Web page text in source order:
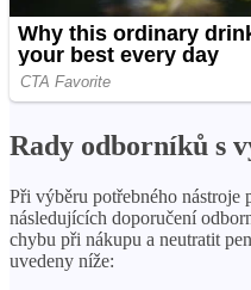
Rady odborníků s
Při výběru potřebného nástroje
následujících doporučení
chybu při nákupu a neutratit
uvedeny níže: